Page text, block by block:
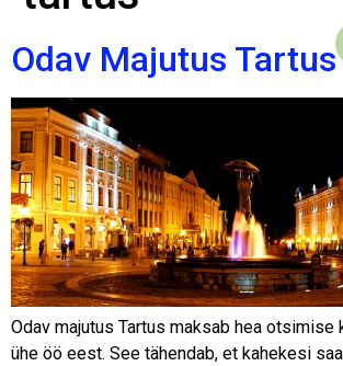
Odav Majutus Tartus
Odav majutus Tartus maksab hea otsimise
ühe öö eest. See tähendab, et kahekesi